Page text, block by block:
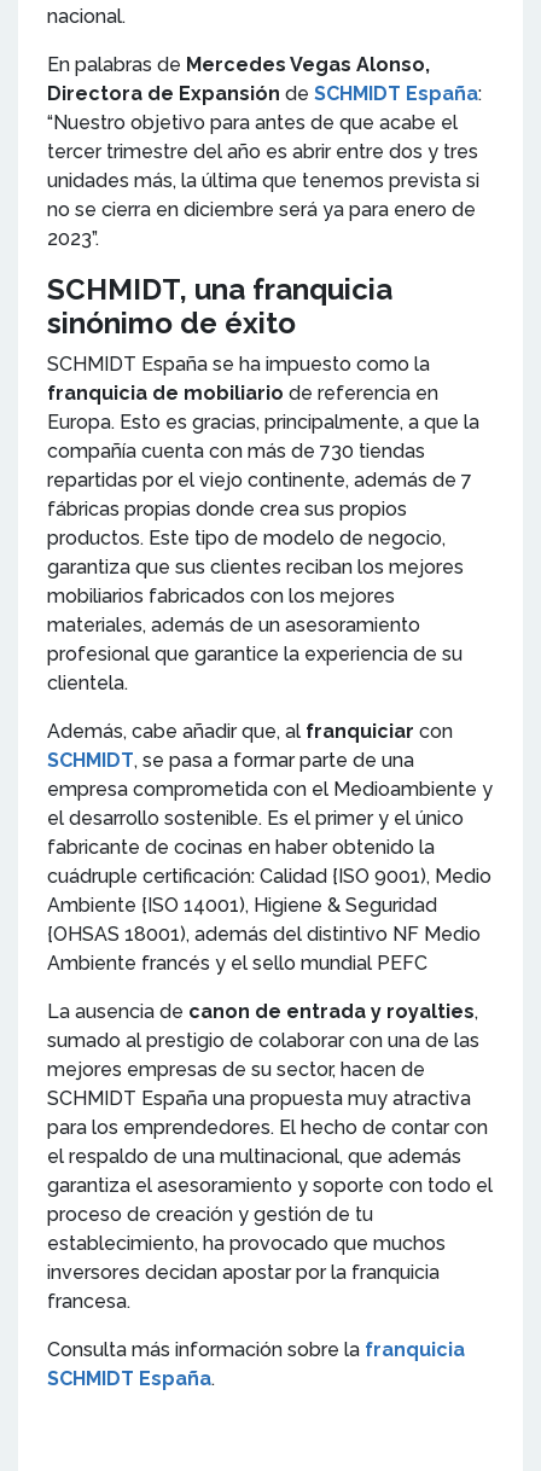
nacional.
En palabras de Mercedes Vegas Alonso,
Directora de Expansión de SCHMIDT España:
“Nuestro objetivo para antes de que acabe el
tercer trimestre del año es abrir entre dos y tres
unidades más, la última que tenemos prevista si
no se cierra en diciembre será ya para enero de
2023”.
SCHMIDT, una franquicia
sinónimo de éxito
SCHMIDT España se ha impuesto como la
franquicia de mobiliario de referencia en
Europa. Esto es gracias, principalmente, a que la
compañía cuenta con más de 730 tiendas
repartidas por el viejo continente, además de 7
fábricas propias donde crea sus propios
productos. Este tipo de modelo de negocio,
garantiza que sus clientes reciban los mejores
mobiliarios fabricados con los mejores
materiales, además de un asesoramiento
profesional que garantice la experiencia de su
clientela.
Además, cabe añadir que, al franquiciar con
SCHMIDT, se pasa a formar parte de una
empresa comprometida con el Medioambiente y
el desarrollo sostenible. Es el primer y el único
fabricante de cocinas en haber obtenido la
cuádruple certificación: Calidad {ISO 9001), Medio
Ambiente {ISO 14001), Higiene & Seguridad
{OHSAS 18001), además del distintivo NF Medio
Ambiente francés y el sello mundial PEFC
La ausencia de canon de entrada y royalties,
sumado al prestigio de colaborar con una de las
mejores empresas de su sector, hacen de
SCHMIDT España una propuesta muy atractiva
para los emprendedores. El hecho de contar con
el respaldo de una multinacional, que además
garantiza el asesoramiento y soporte con todo el
proceso de creación y gestión de tu
establecimiento, ha provocado que muchos
inversores decidan apostar por la franquicia
francesa.
Consulta más información sobre la franquicia
SCHMIDT España.